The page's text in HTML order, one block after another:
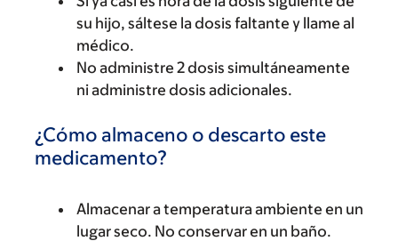
su hijo, sáltese la dosis faltante y llame al
médico.
No administre 2 dosis simultáneamente
ni administre dosis adicionales.
¿Cómo almaceno o descarto este
medicamento?
Almacenar a temperatura ambiente en un
lugar seco. No conservar en un baño.